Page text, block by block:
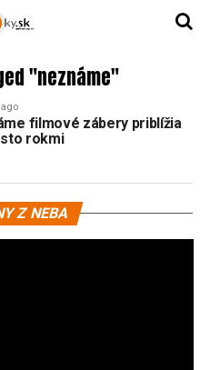
"neznáme"
filmové zábery priblížia
rokmi
Z NEBA